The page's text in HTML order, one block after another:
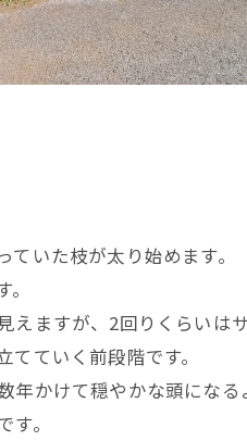
いた枝が太り始めます。
ますが、2回りくらいは
ていく前段階です。
かけて穏やかな頭になる
。